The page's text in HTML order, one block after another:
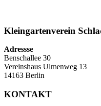
Kleingartenverein
Adressse
Benschallee 30
Vereinshaus Ulmenweg 13
14163 Berlin
KONTAKT